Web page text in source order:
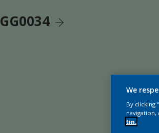
GG0034
We
By clicking
navigation,
tin.